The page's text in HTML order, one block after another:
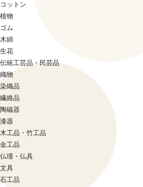
コットン
植物
ゴム
木綿
生花
伝統工芸品・民芸品
織物
染織品
繊維品
陶磁器
漆器
木工品・竹工品
金工品
仏壇・仏具
文具
石工品